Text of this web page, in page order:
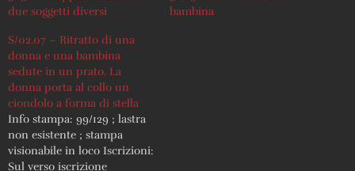
due soggetti diversi
bambina
S/02.07 – Ritratto di una
donna e una bambina
sedute in un prato. La
donna porta al collo un
ciondolo a forma di stella
Info stampa: 99/129 ; lastra
non esistente ; stampa
visionabile in loco Iscrizioni:
Sul verso iscrizione